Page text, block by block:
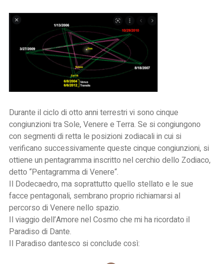
Durante il ciclo di otto anni terrestri vi sono cinque
congiunzioni tra Sole, Venere e Terra. Se si congiungono
con segmenti di retta le posizioni zodiacali in cui si
verificano successivamente queste cinque congiunzioni, si
ottiene un pentagramma inscritto nel cerchio dello Zodiaco,
detto “Pentagramma di Venere“.
Il Dodecaedro, ma soprattutto quello stellato e le sue
facce pentagonali, sembrano proprio richiamarsi al
percorso di Venere nello spazio.
Il viaggio dell’Amore nel Cosmo che mi ha ricordato il
Paradiso di Dante.
Il Paradiso dantesco si conclude così: